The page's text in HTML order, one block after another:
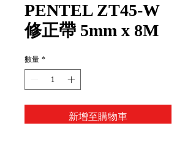
PENTEL ZT45-W
修正帶 5mm x 8M
數量 *
新增至購物車